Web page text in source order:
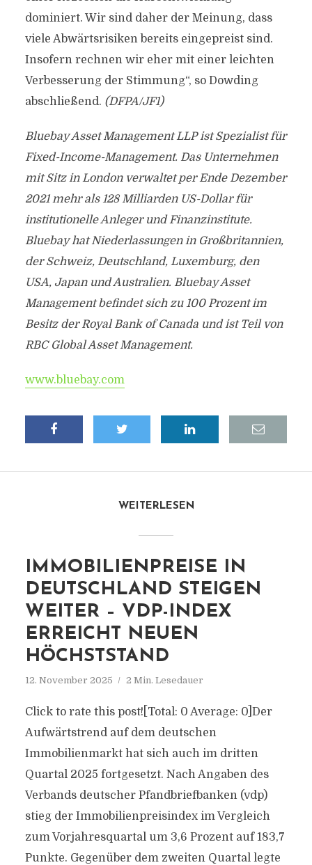
dominiert. Wir sind daher der Meinung, dass
viele Abwärtsrisiken bereits eingepreist sind.
Insofern rechnen wir eher mit einer leichten
Verbesserung der Stimmung“, so Dowding
abschließend. (DFPA/JF1)
Bluebay Asset Management LLP ist Spezialist für
Fixed-Income-Management. Das Unternehmen
mit Sitz in London verwaltet per Ende Dezember
2021 mehr als 128 Milliarden US-Dollar für
institutionelle Anleger und Finanzinstitute.
Bluebay hat Niederlassungen in Großbritannien,
der Schweiz, Deutschland, Luxemburg, den
USA, Japan und Australien. Bluebay Asset
Management befindet sich zu 100 Prozent im
Besitz der Royal Bank of Canada und ist Teil von
RBC Global Asset Management.
www.bluebay.com
WEITERLESEN
IMMOBILIENPREISE IN
DEUTSCHLAND STEIGEN
WEITER – VDP-INDEX
ERREICHT NEUEN
HÖCHSTSTAND
12. November 2025 2 Min. Lesedauer
Click to rate this post![Total: 0 Average: 0]Der
Aufwärtstrend auf dem deutschen
Immobilienmarkt hat sich auch im dritten
Quartal 2025 fortgesetzt. Nach Angaben des
Verbands deutscher Pfandbriefbanken (vdp)
stieg der Immobilienpreisindex im Vergleich
zum Vorjahresquartal um 3,6 Prozent auf 183,7
Punkte. Gegenüber dem zweiten Quartal legte